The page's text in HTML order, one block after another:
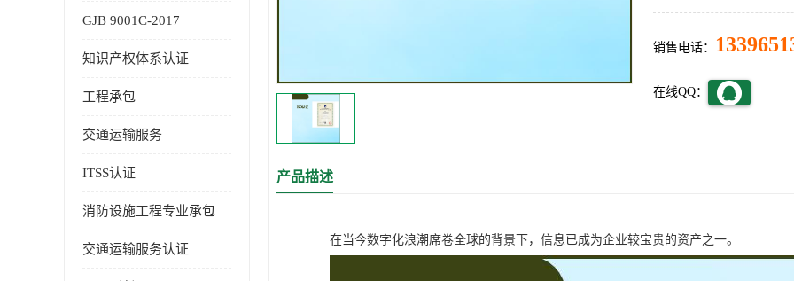
GJB 9001C-2017
知识产权体系认证
工程承包
交通运输服务
ITSS认证
消防设施工程专业承包
交通运输服务认证
销售电话：
在线QQ：
产品描述
在当今数字化浪潮席卷全球的背景下，信息已成为企业较宝贵的资产之一。